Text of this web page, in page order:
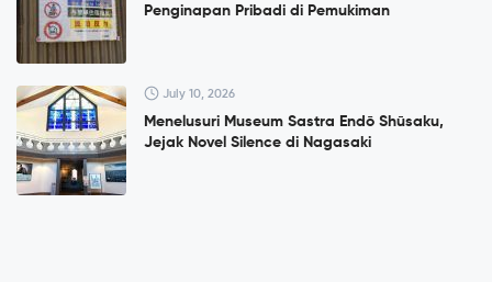
Penginapan Pribadi di Pemukiman
July 10, 2026
Menelusuri Museum Sastra Endō Shūsaku,
Jejak Novel Silence di Nagasaki